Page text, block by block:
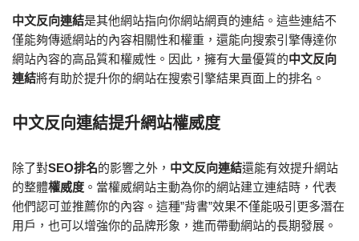
中文反向連結是其他網站指向你網站網頁的連結。這些連結不
僅能夠傳遞網站的內容相關性和權重，還能向搜索引擎傳達你
網站內容的高品質和權威性。因此，擁有大量優質的中文反向
連結將有助於提升你的網站在搜索引擎結果頁面上的排名。
中文反向連結提升網站權威度
除了對SEO排名的影響之外， 中文反向連結還能有效提升網站
的整體權威度 。當權威網站主動為你的網站建立連結時，代表
他們認可並推薦你的內容。這種”背書”效果不僅能吸引更多潛在
用戶，也可以增強你的品牌形象，進而帶動網站的長期發展。